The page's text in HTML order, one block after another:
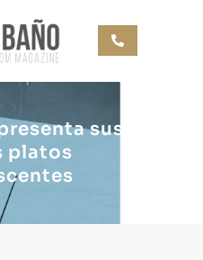
sus
platos